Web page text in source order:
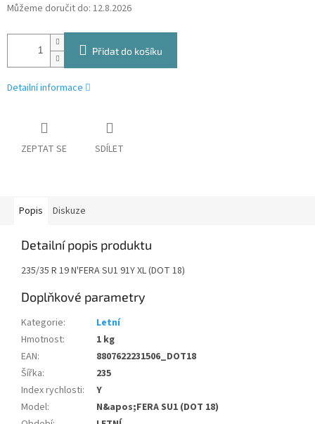
Můžeme doručit do: 12.8.2026
Přidat do košíku
Detailní informace
ZEPTAT SE SDÍLET
Popis Diskuze
Detailní popis produktu
235/35 R 19 N'FERA SU1 91Y XL (DOT 18)
Doplňkové parametry
Kategorie:
Letní
Hmotnost:
1 kg
EAN:
8807622231506_DOT18
Šířka:
235
Index rychlosti:
Y
Model:
N&apos;FERA SU1 (DOT 18)